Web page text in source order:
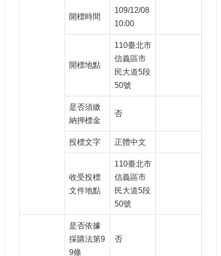
開標時間
109/12/08
10:00
開標地點
110臺北市
信義區市
民大道5段
50號
是否須繳
納押標金
否
投標文字 正體中文
收受投標
文件地點
110臺北市
信義區市
民大道5段
50號
是否依據
採購法第9
9條
否